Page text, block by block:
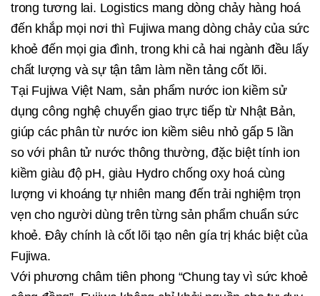
trong tương lai. Logistics mang dòng chảy hàng hoá
đến khắp mọi nơi thì Fujiwa mang dòng chảy của sức
khoẻ đến mọi gia đình, trong khi cả hai ngành đều lấy
chất lượng và sự tận tâm làm nền tảng cốt lõi.
Tại Fujiwa Việt Nam, sản phẩm nước ion kiềm sử
dụng công nghệ chuyển giao trực tiếp từ Nhật Bản,
giúp các phân từ nước ion kiềm siêu nhỏ gấp 5 lần
so với phân tử nước thông thường, đặc biệt tính ion
kiềm giàu độ pH, giàu Hydro chống oxy hoá cùng
lượng vi khoáng tự nhiên mang đến trải nghiệm trọn
vẹn cho người dùng trên từng sản phẩm chuẩn sức
khoẻ. Đây chính là cốt lõi tạo nên gía trị khác biệt của
Fujiwa.
Với phương châm tiên phong “Chung tay vì sức khoẻ